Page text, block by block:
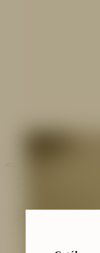
Preguntas frecuentes